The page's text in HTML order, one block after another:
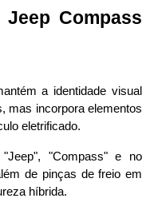
Compass
a identidade visual
mas incorpora elementos
eletrificado.
"Compass" e no
de pinças de freio em
híbrida.